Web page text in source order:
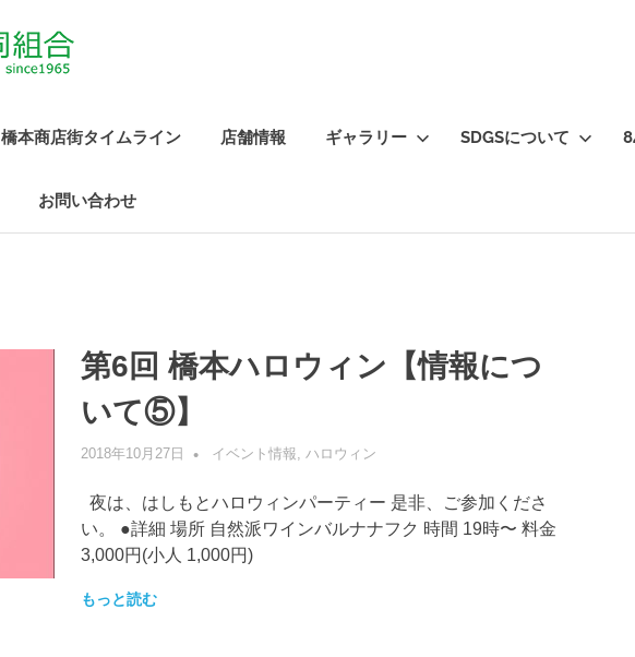
橋本商店街タイムライン 店舗情報 ギャラリー SDGSについて
お問い合わせ
第6回 橋本ハロウィン【情報につ
いて⑤】
2018年10月27日 管理者
イベント情報 ハロウィン
夜は、はしもとハロウィンパーティー 是非、ご参加くださ
い。 ●詳細 場所 自然派ワインバルナナフク 時間 19時〜 料金
3,000円(小人 1,000円)
もっと読む